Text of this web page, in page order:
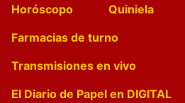
Horóscopo
Quiniela
Farmacias de turno
Transmisiones en vivo
El Diario de Papel en DIGITAL